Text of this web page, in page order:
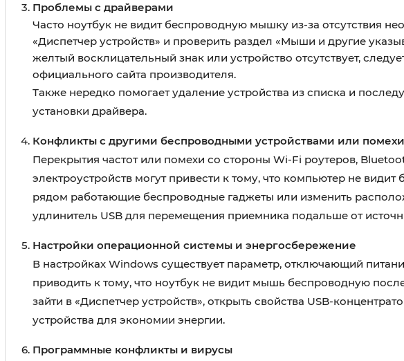
Проблемы с драйверами
Часто ноутбук не видит беспроводную мышку из-за отсутствия
«Диспетчер устройств» и проверить раздел «Мыши и другие
желтый восклицательный знак или устройство отсутствует,
официального сайта производителя.
Также нередко помогает удаление устройства из списка и
установки драйвера.
Конфликты с другими беспроводными устройствами или помехи
Перекрытия частот или помехи со стороны Wi-Fi роутеров,
электроустройств могут привести к тому, что компьютер не
рядом работающие беспроводные гаджеты или изменить
удлинитель USB для перемещения приемника подальше от
Настройки операционной системы и энергосбережение
В настройках Windows существует параметр, отключающий
приводить к тому, что ноутбук не видит мышь беспроводную
зайти в «Диспетчер устройств», открыть свойства USB-
устройства для экономии энергии.
Программные конфликты и вирусы